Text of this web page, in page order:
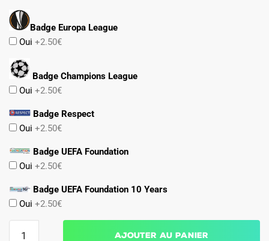
Badge Europa League
Oui +2.50€
Badge Champions League
Oui +2.50€
Badge Respect
Oui +2.50€
Badge UEFA Foundation
Oui +2.50€
Badge UEFA Foundation 10 Years
Oui +2.50€
Ajouter au panier